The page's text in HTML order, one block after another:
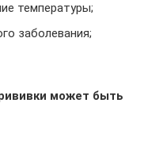
температуры;
заболевания;
может быть